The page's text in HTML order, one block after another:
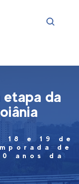
etapa da
18 e 19 de
de
anos da